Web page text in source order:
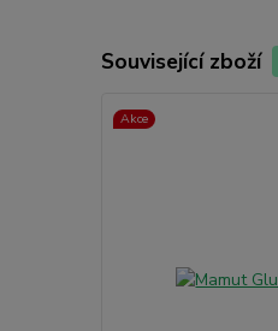
Související zboží
Akce